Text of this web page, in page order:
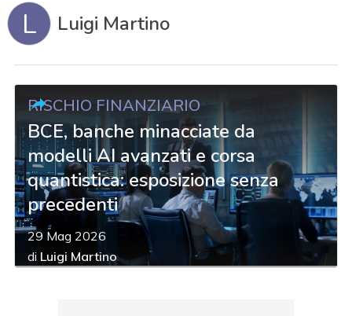
L Luigi Martino
RISCHIO FINANZIARIO
BCE, banche minacciate da
modelli AI avanzati e corsa
quantistica: esposizione senza
precedenti
29 Mag 2026
di Luigi Martino